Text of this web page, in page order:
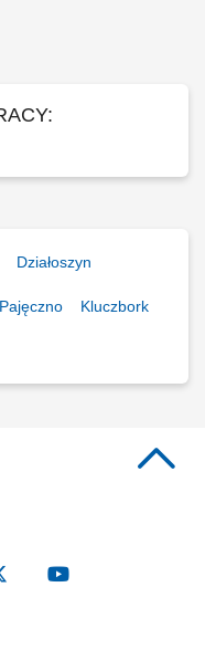
Działoszyn
Pajęczno Kluczbork